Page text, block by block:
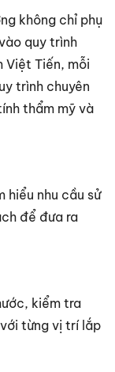
không chỉ phụ
quy trình
Việt Tiến, mỗi
trình chuyên
thẩm mỹ và
nhu cầu sử
để đưa ra
kiểm tra
từng vị trí lắp